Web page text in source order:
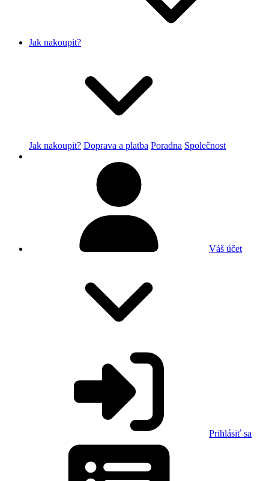
Jak nakoupit?
Jak nakoupit? Doprava a platba Poradna Společnost
Váš účet
Prihlásiť sa